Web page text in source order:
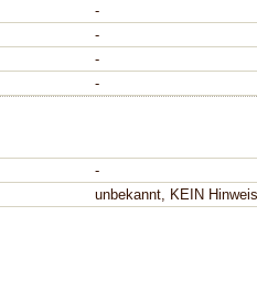
-
-
-
-
-
unbekannt, KEIN